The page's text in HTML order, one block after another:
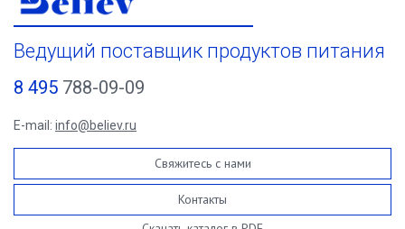
Ведущий поставщик продуктов питания
8 495 788-09-09
E-mail: info@believ.ru
Свяжитесь с нами
Контакты